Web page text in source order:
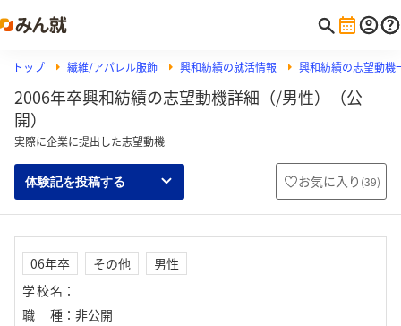
トップ 繊維/アパレル服飾 興和紡績の就活情報 興和紡績の志望動機
2006年卒興和紡績の志望動機詳細（/男性）（公
開）
実際に企業に提出した志望動機
体験記を投稿する お気に入り (39)
06年卒 その他
男性
学校名 ：
職種 ： 非公開